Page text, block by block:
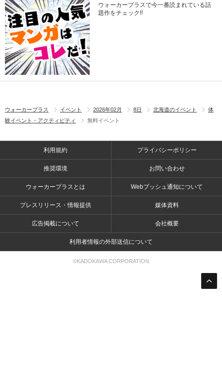
ウォーカープラスで今一番読まれている話
題作をチェック!!
ウォーカープラス イベント 2026年02月 8日 北海道のイベント
体
験イベント・アクティビティ
無料イベント
利用規約 プライバシーポリシー
推奨環境 お問い合わせ
ウォーカープラスとは Webプッシュ通知について
プレスリリース・情報提供 媒体資料
広告掲載について 会社概要
利用者情報の外部送信について
©KADOKAWA CORPORATION